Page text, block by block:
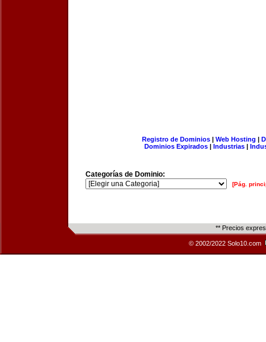
Registro de Dominios| Web Hosting |
Dominios Expirados | Industrias |
Categorías de Dominio:
[Pág.
** Precios
© 2002/2022 Solo10.com